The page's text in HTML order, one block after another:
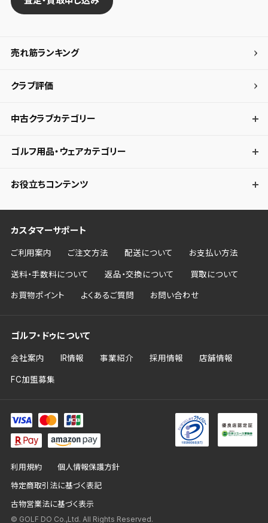
売れ筋ランキング
クラブ評価
中古クラブカテゴリー
ゴルフ用品・ウェアカテゴリー
お役立ちコンテンツ
カスタマーサポート
ご利用案内 ご注文方法 配送について お支払い方法
送料・手数料について 返品・交換について 買取について
お買物ポイント よくあるご質問 お問い合わせ
ゴルフ・ドゥについて
会社案内 IR情報 事業紹介 採用情報 店舗情報
FC加盟募集
利用規約 個人情報保護方針
特定商取引法に基づく表記
古物営業法に基づく表示
© GOLF DO Co.,Ltd. All Rights Reserved.